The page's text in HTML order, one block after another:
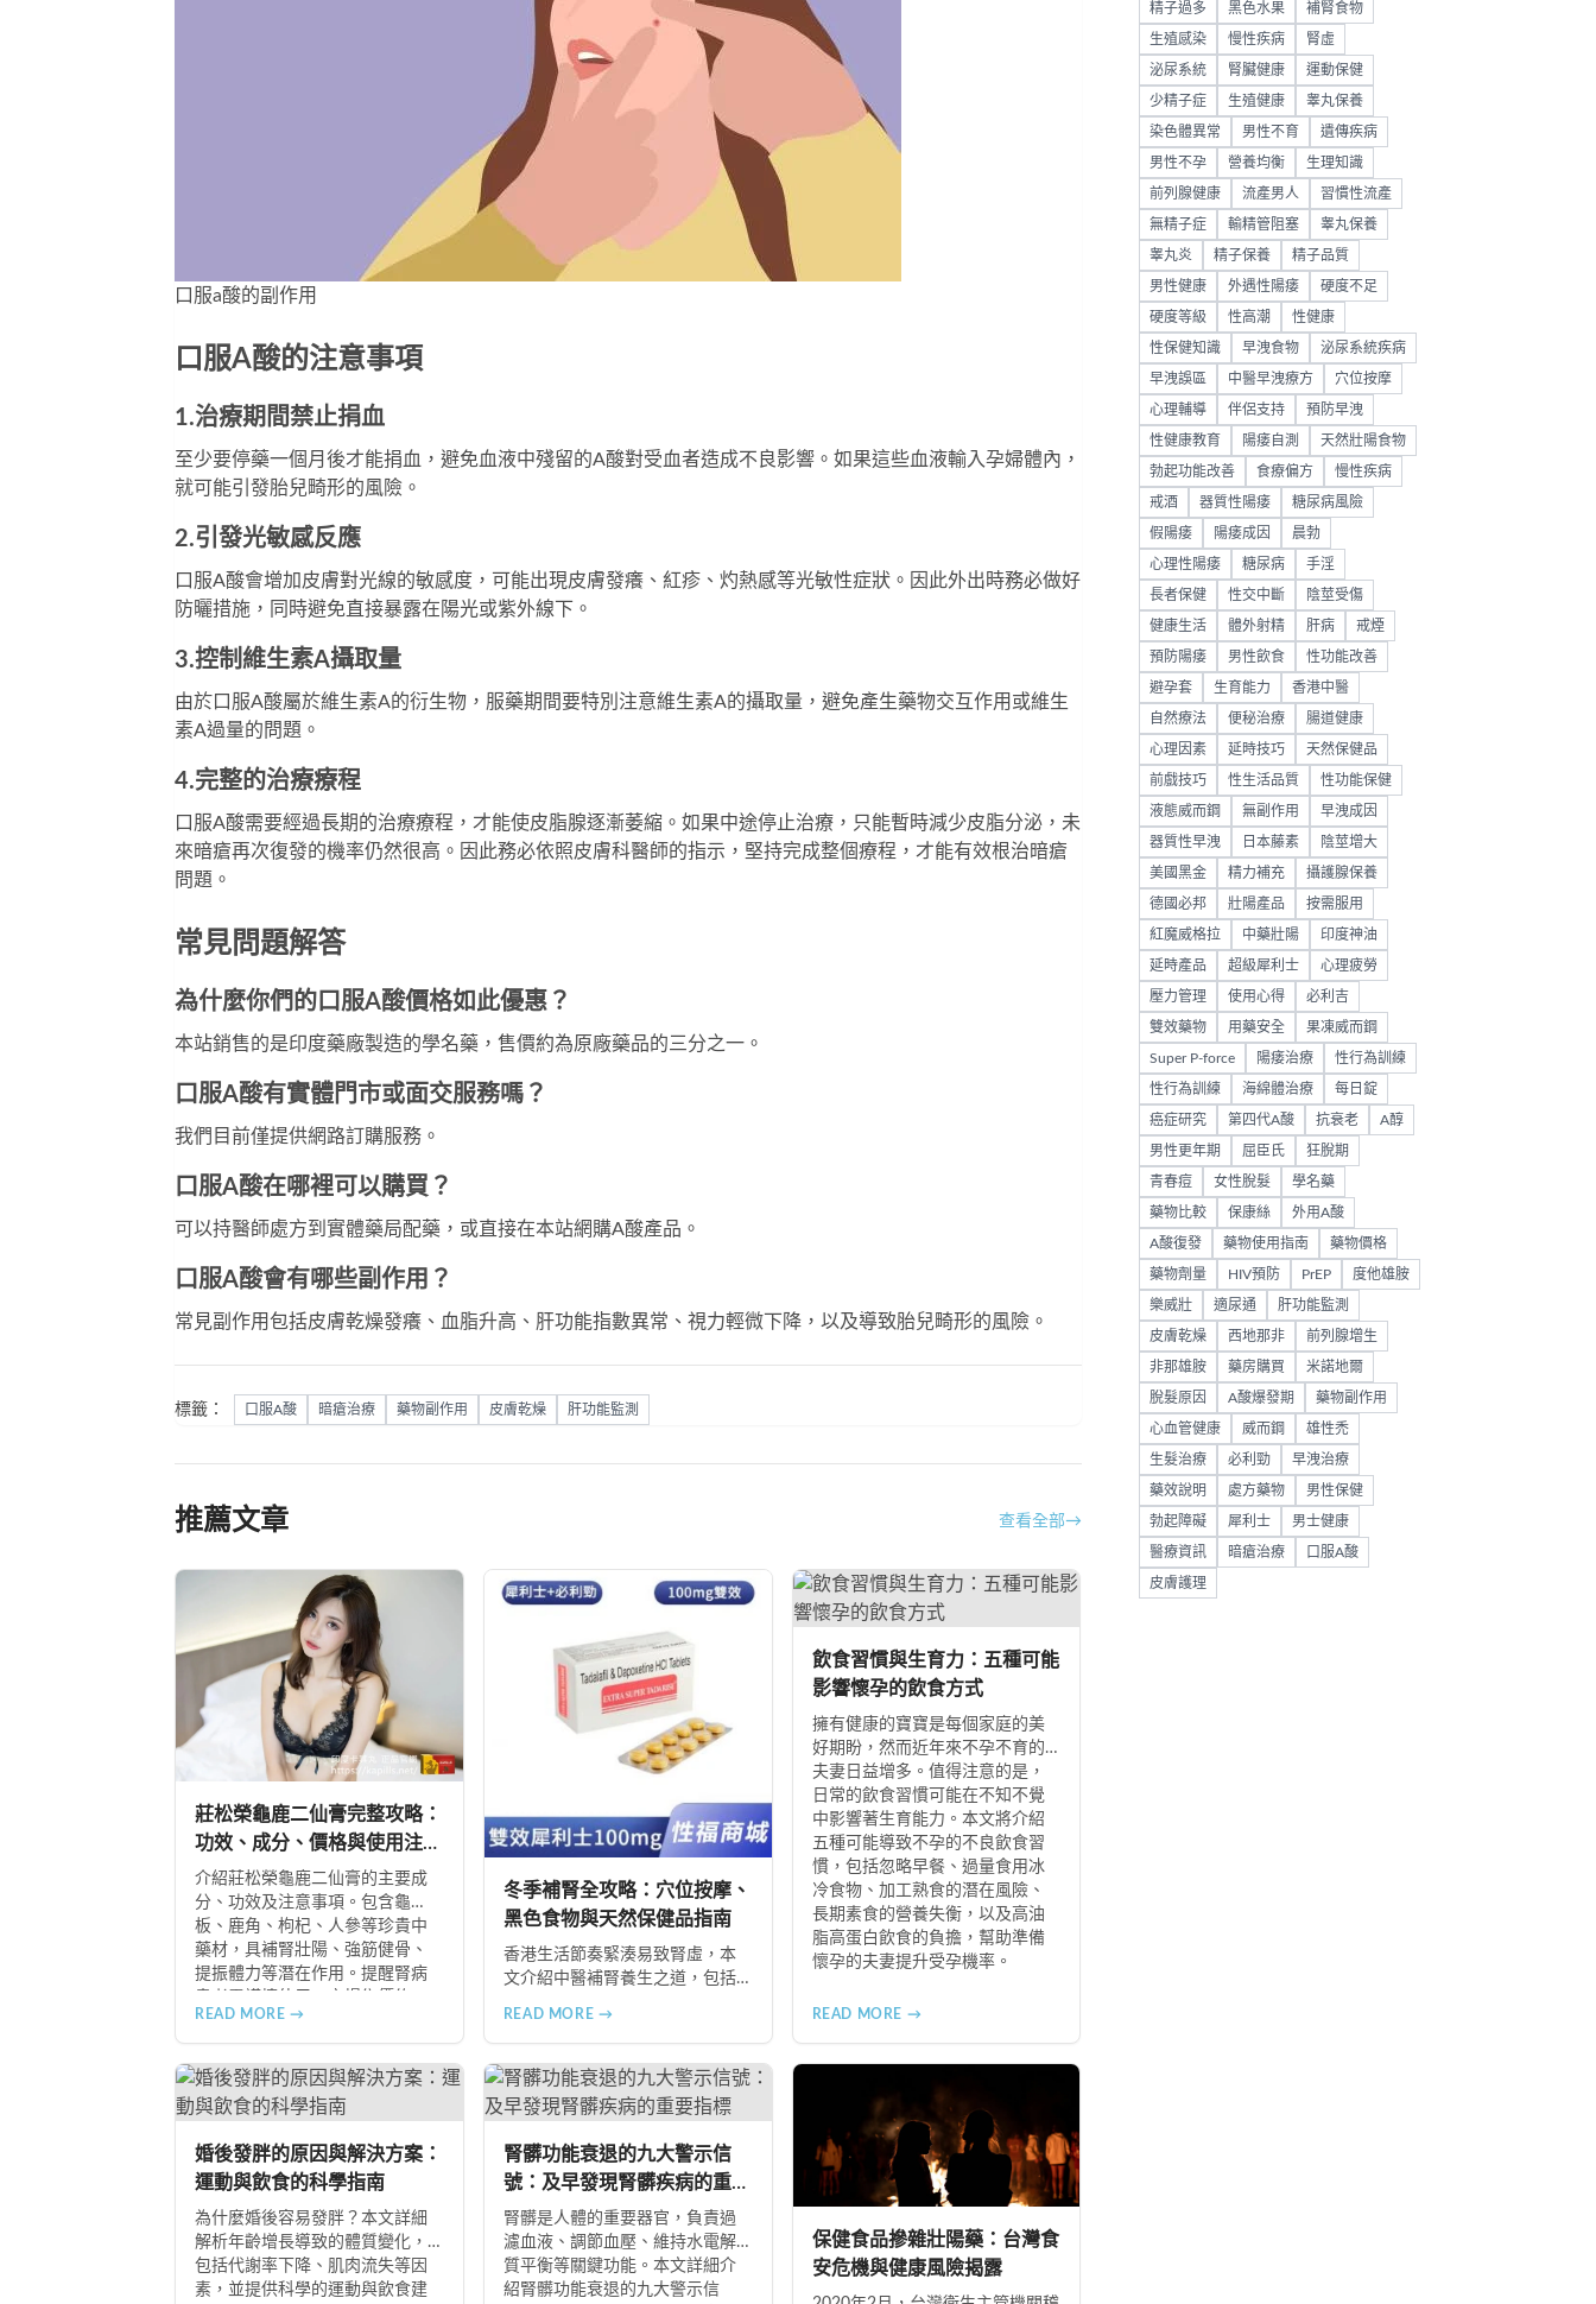
口服a酸的副作用
口服A酸的注意事項
1.治療期間禁止捐血
至少要停藥一個月後才能捐血，避免血液中殘留的A酸對受血者造成不良影響。如果這些血液輸入孕婦體內，
就可能引發胎兒畸形的風險。
2.引發光敏感反應
口服A酸會增加皮膚對光線的敏感度，可能出現皮膚發癢、紅疹、灼熱感等光敏性症狀。因此外出時務必做好
防曬措施，同時避免直接暴露在陽光或紫外線下。
3.控制維生素A攝取量
由於口服A酸屬於維生素A的衍生物，服藥期間要特別注意維生素A的攝取量，避免產生藥物交互作用或維生
素A過量的問題。
4.完整的治療療程
口服A酸需要經過長期的治療療程，才能使皮脂腺逐漸萎縮。如果中途停止治療，只能暫時減少皮脂分泌，未
來暗瘡再次復發的機率仍然很高。因此務必依照皮膚科醫師的指示，堅持完成整個療程，才能有效根治暗瘡
問題。
常見問題解答
為什麼你們的口服A酸價格如此優惠？
本站銷售的是印度藥廠製造的學名藥，售價約為原廠藥品的三分之一。
口服A酸有實體門市或面交服務嗎？
我們目前僅提供網路訂購服務。
口服A酸在哪裡可以購買？
可以持醫師處方到實體藥局配藥，或直接在本站網購A酸產品。
口服A酸會有哪些副作用？
常見副作用包括皮膚乾燥發癢、血脂升高、肝功能指數異常、視力輕微下降，以及導致胎兒畸形的風險。
標籤： 口服A酸 暗瘡治療 藥物副作用 皮膚乾燥 肝功能監測
推薦文章 查看全部→
莊松榮龜鹿二仙膏完整攻略：
功效、成分、價格與使用注意
事項
介紹莊松榮龜鹿二仙膏的主要成
分、功效及注意事項。包含龜
板、鹿角、枸杞、人參等珍貴中
藥材，具補腎壯陽、強筋健骨、
提振體力等潛在作用。提醒腎病
NT$12,500-12,800。
READ MORE →
冬季補腎全攻略：穴位按摩、
黑色食物與天然保健品指南
香港生活節奏緊湊易致腎虛，本
文介紹中醫補腎養生之道，包括
食物的食療功效，並推薦 Candy
B+ Complex 等天然保健品，助您
冬季有效補腎強身。
READ MORE →
飲食習慣與生育力：五種可能
影響懷孕的飲食方式
擁有健康的寶寶是每個家庭的美
好期盼，然而近年來不孕不育的
夫妻日益增多。值得注意的是，
日常的飲食習慣可能在不知不覺
中影響著生育能力。本文將介紹
五種可能導致不孕的不良飲食習
慣，包括忽略早餐、過量食用冰
冷食物、加工熟食的潛在風險、
長期素食的營養失衡，以及高油
脂高蛋白飲食的負擔，幫助準備
懷孕的夫妻提升受孕機率。
READ MORE →
婚後發胖的原因與解決方案：
運動與飲食的科學指南
為什麼婚後容易發胖？本文詳細
解析年齡增長導致的體質變化，
包括代謝率下降、肌肉流失等因
素，並提供科學的運動與飲食建
腎髒功能衰退的九大警示信
號：及早發現腎髒疾病的重要
指標
腎髒是人體的重要器官，負責過
濾血液、調節血壓、維持水電解
質平衡等關鍵功能。本文詳細介
紹腎髒功能衰退的九大警示信
保健食品摻雜壯陽藥：台灣食
安危機與健康風險揭露
精子過多 黑色水果 補腎食物
生殖感染 慢性疾病 腎虛
泌尿系統 腎臟健康 運動保健
少精子症 生殖健康 睾丸保養
染色體異常 男性不育 遺傳疾病
男性不孕 營養均衡 生理知識
前列腺健康 流產男人 習慣性流產
無精子症 輸精管阻塞 睾丸保養
睾丸炎 精子保養 精子品質
男性健康 外遇性陽痿 硬度不足
硬度等級 性高潮 性健康
性保健知識 早洩食物 泌尿系統疾病
早洩誤區 中醫早洩療方 穴位按摩
心理輔導 伴侶支持 預防早洩
性健康教育 陽痿自測 天然壯陽食物
勃起功能改善 食療偏方 慢性疾病
戒酒 器質性陽痿 糖尿病風險
假陽痿 陽痿成因 晨勃
心理性陽痿 糖尿病 手淫
長者保健 性交中斷 陰莖受傷
健康生活 體外射精 肝病 戒煙
預防陽痿 男性飲食 性功能改善
避孕套 生育能力 香港中醫
自然療法 便秘治療 腸道健康
心理因素 延時技巧 天然保健品
前戲技巧 性生活品質 性功能保健
液態威而鋼 無副作用 早洩成因
器質性早洩 日本藤素 陰莖增大
美國黑金 精力補充 攝護腺保養
德國必邦 壯陽產品 按需服用
紅魔威格拉 中藥壯陽 印度神油
延時產品 超級犀利士 心理疲勞
壓力管理 使用心得 必利吉
雙效藥物 用藥安全 果凍威而鋼
Super P-force 陽痿治療 性行為訓練
性行為訓練 海綿體治療 每日錠
癌症研究 第四代A酸 抗衰老 A醇
男性更年期 屈臣氏 狂脫期
青春痘 女性脫髮 學名藥
藥物比較 保康絲 外用A酸
A酸復發 藥物使用指南 藥物價格
藥物劑量 HIV預防 PrEP 度他雄胺
樂威壯 適尿通 肝功能監測
皮膚乾燥 西地那非 前列腺增生
非那雄胺 藥房購買 米諾地爾
脫髮原因 A酸爆發期 藥物副作用
心血管健康 威而鋼 雄性禿
生髮治療 必利勁 早洩治療
藥效說明 處方藥物 男性保健
勃起障礙 犀利士 男士健康
醫療資訊 暗瘡治療 口服A酸
皮膚護理